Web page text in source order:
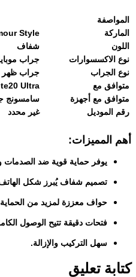
المواصفة
الماركة
Style
اللون
شفاف
نوع الاكسسوارات
جراب
نوع الجراب
جراب ظهر
متوافق مع
Ultra
متوافق مع أجهزة
سامسونج
رقم الموديل
غير محدد
أهم المميزات:
يوفر حماية قوية ضد الصدمات
تصميم شفاف يُبرز شكل
حواف معززة لمزيد من
فتحات دقيقة تتيح الوصول
سهل التركيب والإزالة.
كتابة تعليق